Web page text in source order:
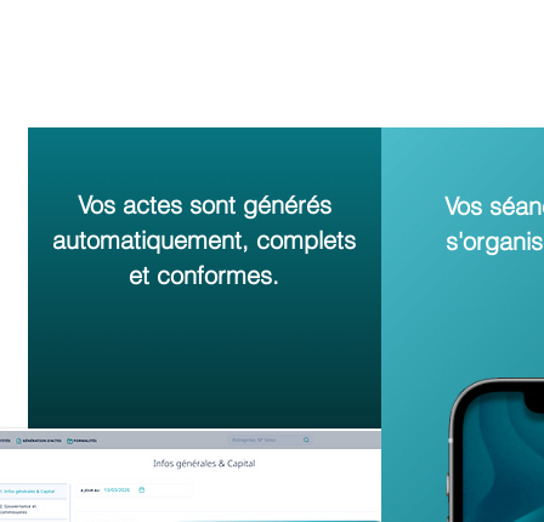
Vos actes sont générés
automatiquement, complets
et conformes.
Vos